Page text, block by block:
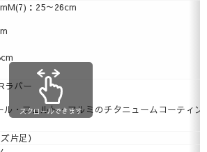
M(7)：25～26cm
ラバー
ル・フェルト・アルミのチタニュームコーティン
片足）
スクロールできます